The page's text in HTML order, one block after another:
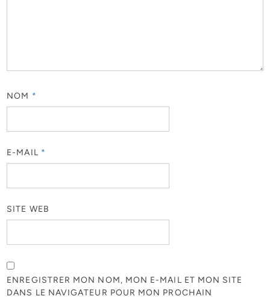
NOM *
E-MAIL *
SITE WEB
ENREGISTRER MON NOM, MON E-MAIL ET MON SITE
DANS LE NAVIGATEUR POUR MON PROCHAIN